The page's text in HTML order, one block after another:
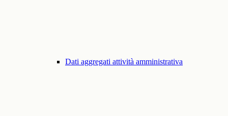
Dati aggregati attività amministrativa